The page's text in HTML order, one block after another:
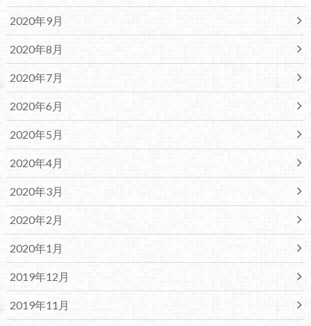
2020年9月
2020年8月
2020年7月
2020年6月
2020年5月
2020年4月
2020年3月
2020年2月
2020年1月
2019年12月
2019年11月